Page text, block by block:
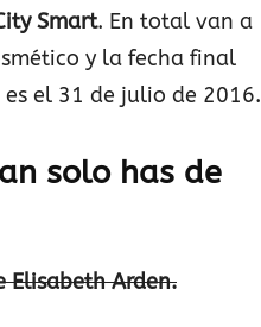
Smart. En total van a
y la fecha final
el 31 de julio de 2016.
solo has de
Elisabeth Arden.